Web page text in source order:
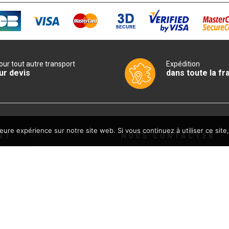
tout autre transport
devis
Expédition
dans toute la
NOUS CONTACTER
expérience sur notre site web. Si vous continuez à utiliser ce